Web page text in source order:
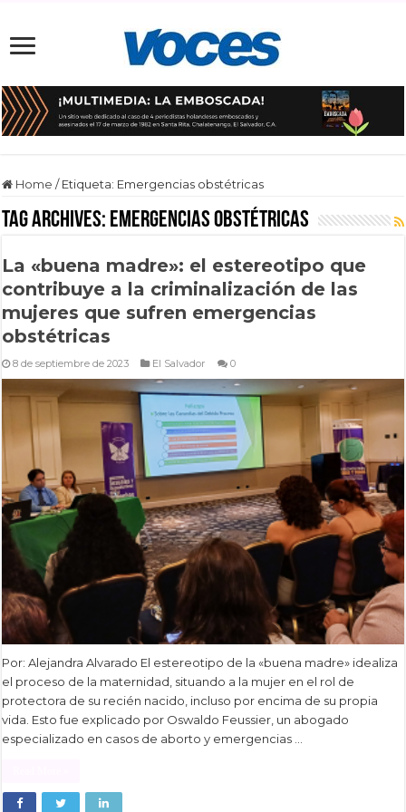
Home / Etiqueta: Emergencias obstétricas
Tag Archives: Emergencias obstétricas
La «buena madre»: el estereotipo que
contribuye a la criminalización de las
mujeres que sufren emergencias
obstétricas
8 de septiembre de 2023 El Salvador 0
Por: Alejandra Alvarado El estereotipo de la «buena madre» idealiza
el proceso de la maternidad, situando a la mujer en el rol de
protectora de su recién nacido, incluso por encima de su propia
vida. Esto fue explicado por Oswaldo Feussier, un abogado
especializado en casos de aborto y emergencias …